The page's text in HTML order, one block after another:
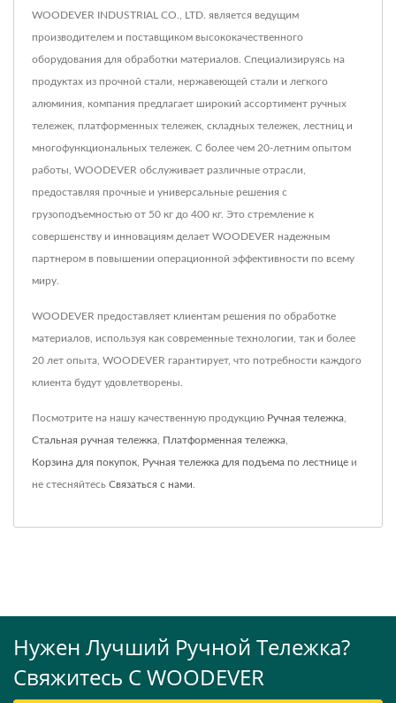
WOODEVER INDUSTRIAL CO., LTD. является ведущим
производителем и поставщиком высококачественного
оборудования для обработки материалов. Специализируясь на
продуктах из прочной стали, нержавеющей стали и легкого
алюминия, компания предлагает широкий ассортимент ручных
тележек, платформенных тележек, складных тележек, лестниц и
многофункциональных тележек. С более чем 20-летним опытом
работы, WOODEVER обслуживает различные отрасли,
предоставляя прочные и универсальные решения с
грузоподъемностью от 50 кг до 400 кг. Это стремление к
совершенству и инновациям делает WOODEVER надежным
партнером в повышении операционной эффективности по всему
миру.
WOODEVER предоставляет клиентам решения по обработке
материалов, используя как современные технологии, так и более
20 лет опыта, WOODEVER гарантирует, что потребности каждого
клиента будут удовлетворены.
Посмотрите на нашу качественную продукцию Ручная тележка
Стальная ручная тележка Платформенная тележка
Корзина для покупок Ручная тележка для подъема по лестнице и
не стесняйтесь Связаться с нами
Нужен Лучший Ручной Тележка?
Свяжитесь С WOODEVER